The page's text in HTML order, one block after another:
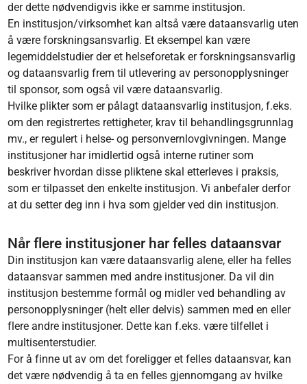
der dette nødvendigvis ikke er samme institusjon.
En institusjon/virksomhet kan altså være dataansvarlig uten
å være forskningsansvarlig. Et eksempel kan være
legemiddelstudier der et helseforetak er forskningsansvarlig
og dataansvarlig frem til utlevering av personopplysninger
til sponsor, som også vil være dataansvarlig.
Hvilke plikter som er pålagt dataansvarlig institusjon, f.eks.
om den registrertes rettigheter, krav til behandlingsgrunnlag
mv., er regulert i helse- og personvernlovgivningen. Mange
institusjoner har imidlertid også interne rutiner som
beskriver hvordan disse pliktene skal etterleves i praksis,
som er tilpasset den enkelte institusjon. Vi anbefaler derfor
at du setter deg inn i hva som gjelder ved din institusjon.
Når flere institusjoner har felles dataansvar
Din institusjon kan være dataansvarlig alene, eller ha felles
dataansvar sammen med andre institusjoner. Da vil din
institusjon bestemme formål og midler ved behandling av
personopplysninger (helt eller delvis) sammen med en eller
flere andre institusjoner. Dette kan f.eks. være tilfellet i
multisenterstudier.
For å finne ut av om det foreligger et felles dataansvar, kan
det være nødvendig å ta en felles gjennomgang av hvilke